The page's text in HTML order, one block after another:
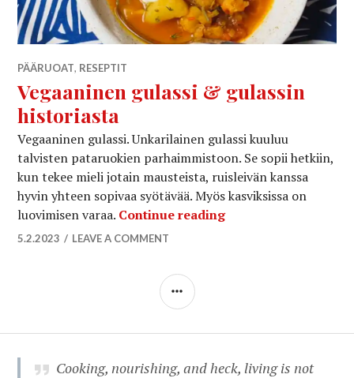
PÄÄRUOAT, RESEPTIT
Vegaaninen gulassi & gulassin
historiasta
Vegaaninen gulassi. Unkarilainen gulassi kuuluu
talvisten pataruokien parhaimmistoon. Se sopii hetkiin,
kun tekee mieli jotain mausteista, ruisleivän kanssa
hyvin yhteen sopivaa syötävää. Myös kasviksissa on
luovimisen varaa. Continue readingVegaaninen gulassi
5.2.2023 LEAVE A COMMENT
SIDEBAR
Cooking, nourishing, and heck, living is not